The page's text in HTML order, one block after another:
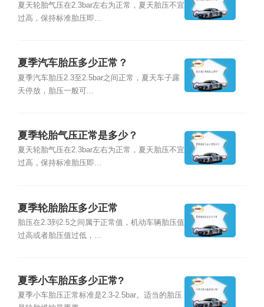
夏天轮胎气压在2.3bar左右为正常，夏天胎压不宜
过高，保持标准胎压即...
夏季汽车胎压多少正常？
夏季汽车胎压2.3至2.5bar之间正常，夏天车子露
天停放，胎压一般可...
夏季轮胎气压正常是多少？
夏天轮胎气压在2.3bar左右为正常，夏天胎压不宜
过高，保持标准胎压即...
夏季轮胎胎压多少正常
胎压在2.3到2.5之间属于正常值，机动车辆胎压值
过高或者胎压值过低，...
夏季小车胎压多少正常?
夏季小车胎压正常标准是2.3-2.5bar。适当的胎压